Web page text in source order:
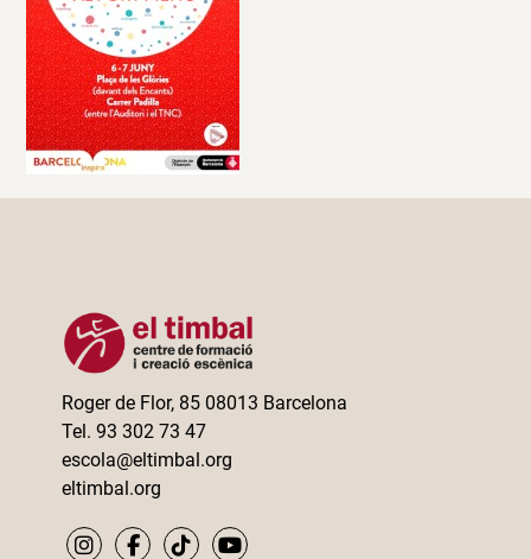
Roger de Flor, 85 08013 Barcelona
Tel. 93 302 73 47
escola@eltimbal.org
eltimbal.org